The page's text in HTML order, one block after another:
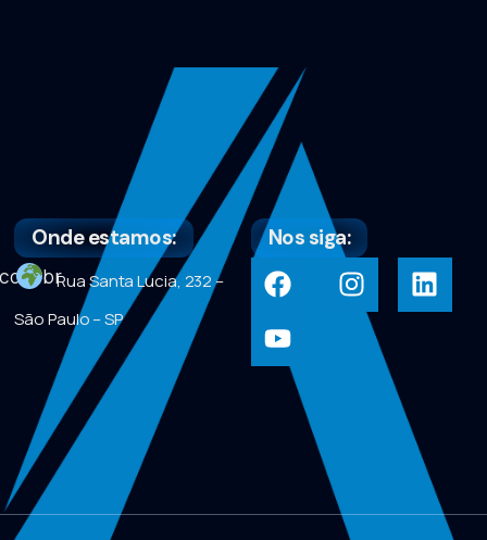
Onde estamos:
Rua Santa Lucia, 232 –
São Paulo – SP
Nos siga: